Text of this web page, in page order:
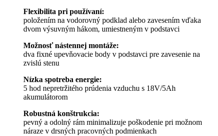
Flexibilita pri používaní:
položením na vodorovný podklad alebo zavesením vďaka
dvom výsuvným hákom, umiestneným v podstavci
Možnosť nástennej montáže:
dva fixné upevňovacie body v podstavci pre zavesenie na
zvislú stenu
Nízka spotreba energie:
5 hod nepretržitého prúdenia vzduchu s 18V/5Ah
akumulátorom
Robustná konštrukcia:
pevný a odolný rám minimalizuje poškodenie pri možnom
náraze v drsných pracovných podmienkach